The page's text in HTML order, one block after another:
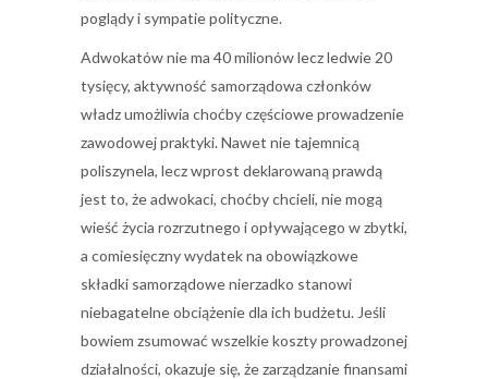
poglądy i sympatie polityczne.
Adwokatów nie ma 40 milionów lecz ledwie 20
tysięcy, aktywność samorządowa członków
władz umożliwia choćby częściowe prowadzenie
zawodowej praktyki. Nawet nie tajemnicą
poliszynela, lecz wprost deklarowaną prawdą
jest to, że adwokaci, choćby chcieli, nie mogą
wieść życia rozrzutnego i opływającego w zbytki,
a comiesięczny wydatek na obowiązkowe
składki samorządowe nierzadko stanowi
niebagatelne obciążenie dla ich budżetu. Jeśli
bowiem zsumować wszelkie koszty prowadzonej
działalności, okazuje się, że zarządzanie finansami